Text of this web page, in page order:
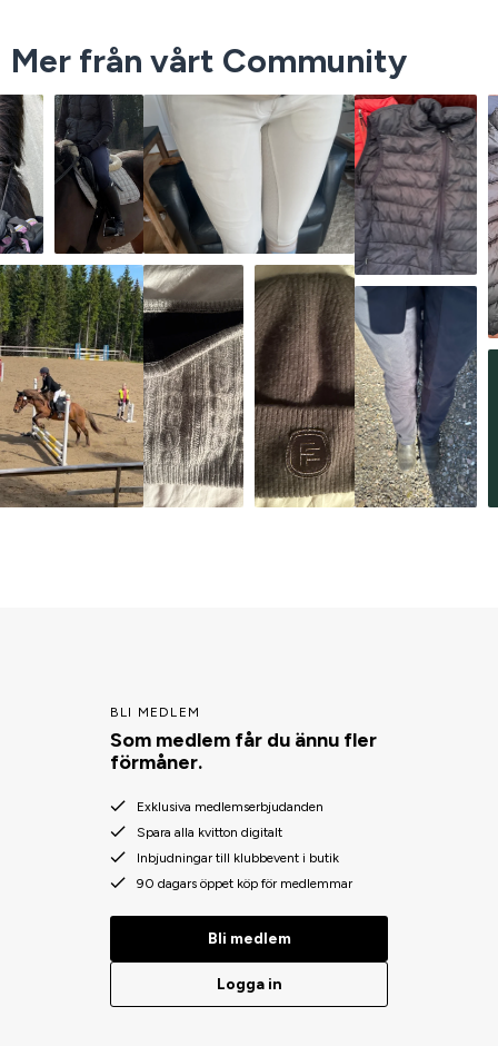
Mer från vårt Community
BLI MEDLEM
Som medlem får du ännu fler
förmåner.
Exklusiva medlemserbjudanden
Spara alla kvitton digitalt
Inbjudningar till klubbevent i butik
90 dagars öppet köp för medlemmar
Bli medlem
Logga in